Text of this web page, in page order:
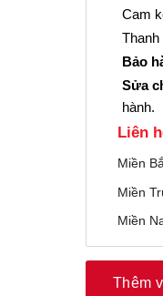
Cam
Thanh
Bảo
Sửa
hành.
Liên
Miền
Miền
Miền
Thêm